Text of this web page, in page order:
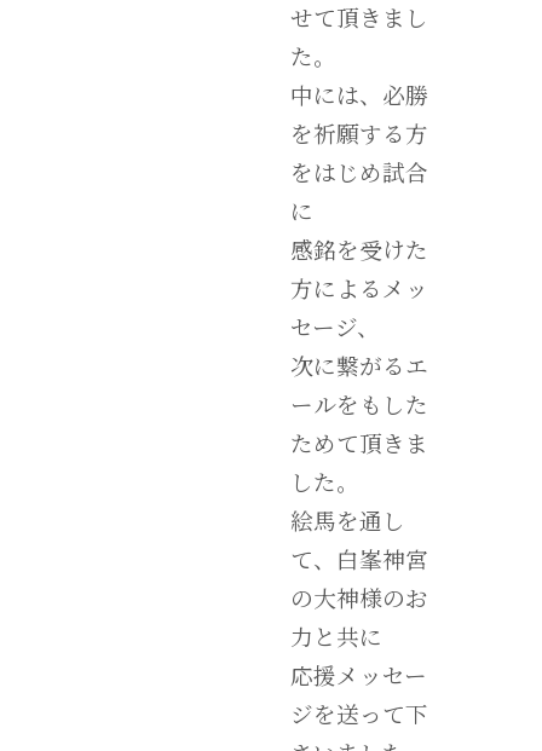
せて頂きまし
た。
中には、必勝
を祈願する方
をはじめ試合
に
感銘を受けた
方によるメッ
セージ、
次に繋がるエ
ールをもした
ためて頂きま
した。
絵馬を通し
て、白峯神宮
の大神様のお
力と共に
応援メッセー
ジを送って下